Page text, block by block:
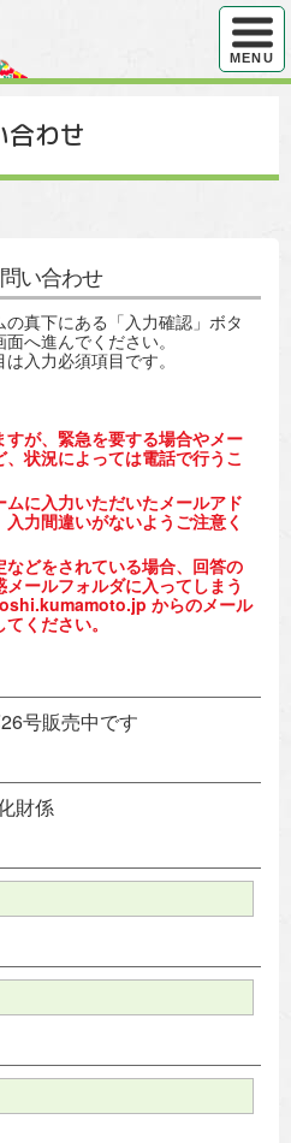
ハンバ
MENU
合わせ
い合わせ
真下にある「入力確認」ボタ
へ進んでください。
入力必須項目です。
が、緊急を要する場合やメー
状況によっては電話で行うこ
に入力いただいたメールアド
力間違いがないようご注意く
どをされている場合、回答の
ールフォルダに入ってしまう
からのメール
ください。
号販売中です
財係